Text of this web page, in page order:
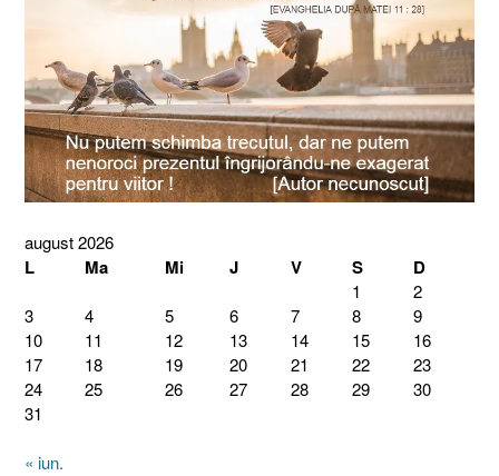
august 2026
L Ma Mi J V S D
1
2
3
4 5 6 7 8
9
10
11 12 13 14 15
16
17
18 19 20 21 22
23
24
25 26 27 28 29
30
31
« iun.